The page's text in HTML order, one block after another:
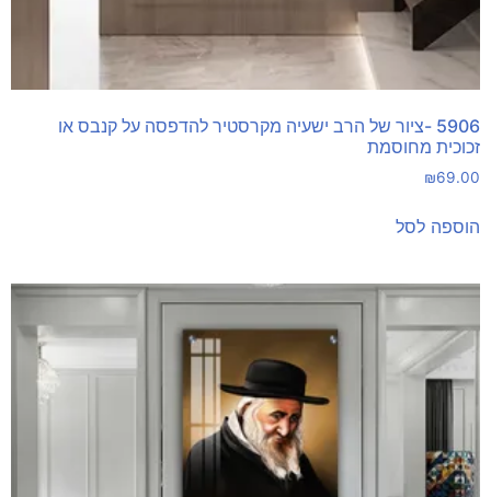
5906 -ציור של הרב ישעיה מקרסטיר להדפסה על קנבס או
זכוכית מחוסמת
₪69.00
הוספה לסל